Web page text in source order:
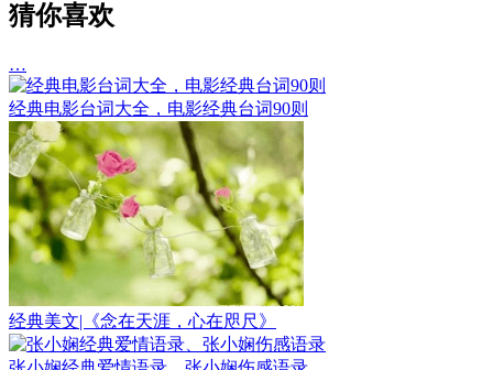
猜你喜欢
…
经典电影台词大全，电影经典台词90则
经典美文|《念在天涯，心在咫尺》